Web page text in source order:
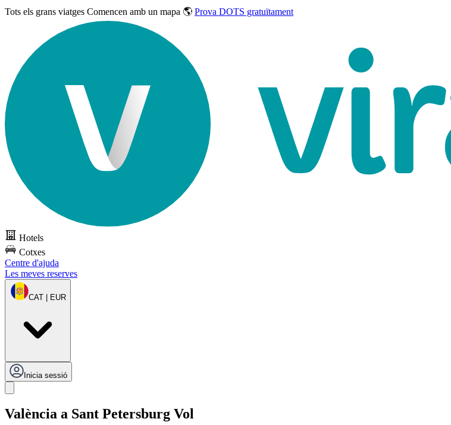
Tots els grans viatges Comencen amb un mapa 🌎 Prova DOTS gratuïtament
Hotels
Cotxes
Centre d'ajuda
Les meves reserves
CAT | EUR
Inicia sessió
València a Sant Petersburg Vol